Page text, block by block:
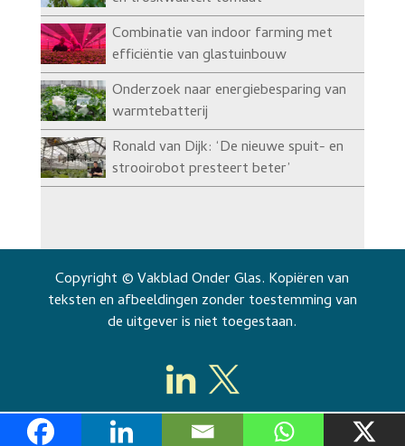
Combinatie van indoor farming met
efficiëntie van glastuinbouw
Onderzoek naar energiebesparing van
warmtebatterij
Ronald van Dijk: ‘De nieuwe spuit- en
strooirobot presteert beter’
Copyright © Vakblad Onder Glas. Kopiëren van
teksten en afbeeldingen zonder toestemming van
de uitgever is niet toegestaan.